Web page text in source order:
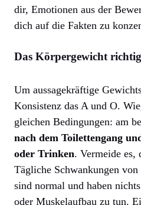
dir, Emotionen aus der
dich auf die Fakten zu
Das Körpergewicht
Um aussagekräftige
Konsistenz das A und O.
gleichen Bedingungen: am
nach dem Toilettengang
oder Trinken. Vermeide es,
Tägliche Schwankungen
sind normal und haben
oder Muskelaufbau zu tun.